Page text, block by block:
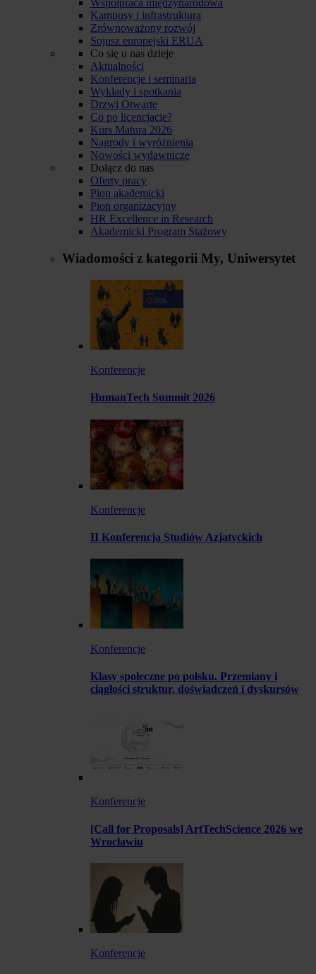
Kampusy i infrastruktura
Zrównoważony rozwój
Sojusz europejski ERUA
Co się u nas dzieje
Aktualności
Konferencje i seminaria
Wykłady i spotkania
Drzwi Otwarte
Co po licencjacie?
Kurs Matura 2026
Nagrody i wyróżnienia
Nowości wydawnicze
Dołącz do nas
Oferty pracy
Pion akademicki
Pion organizacyjny
HR Excellence in Research
Akademicki Program Stażowy
Wiadomości z kategorii My, Uniwersytet
Konferencje
HumanTech Summit 2026
Konferencje
II Konferencja Studiów Azjatyckich
Konferencje
Klasy społeczne po polsku. Przemiany i
ciągłości struktur, doświadczeń i dyskursów
Konferencje
[Call for Proposals] ArtTechScience 2026 we
Wrocławiu
Konferencje